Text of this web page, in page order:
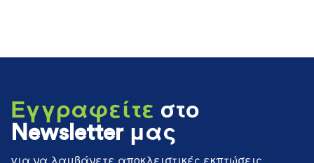
Εγγραφείτε στο
Newsletter μας